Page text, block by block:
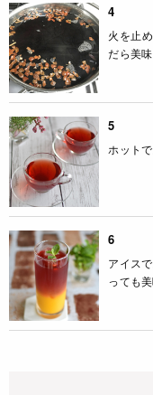
4
火を止
だら美
5
ホットで
6
アイス
っても